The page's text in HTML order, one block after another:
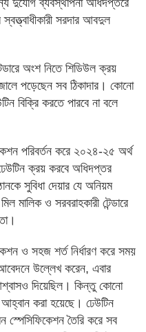
সরদার আবদুল
অংশ নিতে শিডিউল ক্রয়
পড়েছেন সব ঠিকাদার। কোনো
বিক্রি করতে পারবে না বলে
পরিবর্তন করে ২০২৪-২৫ অর্থ
ক্রয় করবে অধিদপ্তর
সুবিধা দেয়ার যে অনিয়ম
ও সরবরাহকারী টেন্ডারে
ও সহজ শর্ত নির্ধারণ করে সময়
উল্লেখ করেন, এবার
দিয়েছিল। কিন্তু কোনো
করা হয়েছে। ঢেউটিন
স্পেসিফিকেশন তৈরি করে সব